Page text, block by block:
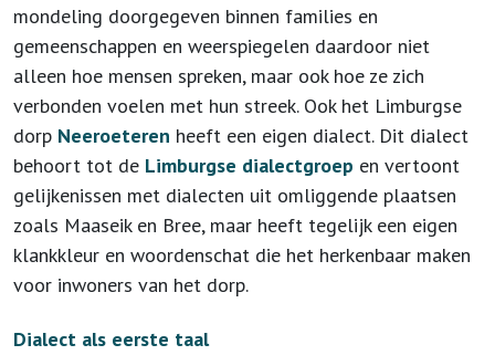
mondeling doorgegeven binnen families en
gemeenschappen en weerspiegelen daardoor niet
alleen hoe mensen spreken, maar ook hoe ze zich
verbonden voelen met hun streek. Ook het Limburgse
dorp Neeroeteren heeft een eigen dialect. Dit dialect
behoort tot de Limburgse dialectgroep en vertoont
gelijkenissen met dialecten uit omliggende plaatsen
zoals Maaseik en Bree, maar heeft tegelijk een eigen
klankkleur en woordenschat die het herkenbaar maken
voor inwoners van het dorp.
Dialect als eerste taal